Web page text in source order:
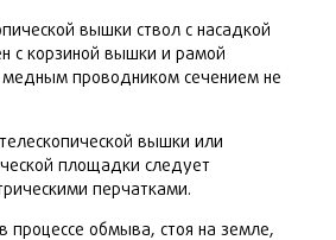
вышки ствол с насадкой
с корзиной вышки и рамой
медным проводником сечением не
вышки или
площадки следует
перчатками.
процессе обмыва, стоя на земле,